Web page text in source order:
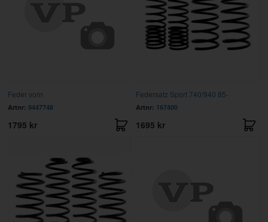
Feder vorn
Artnr: 9447748
1795 kr
Federsatz Sport 740/940 85-
Artnr: 167400
1695 kr